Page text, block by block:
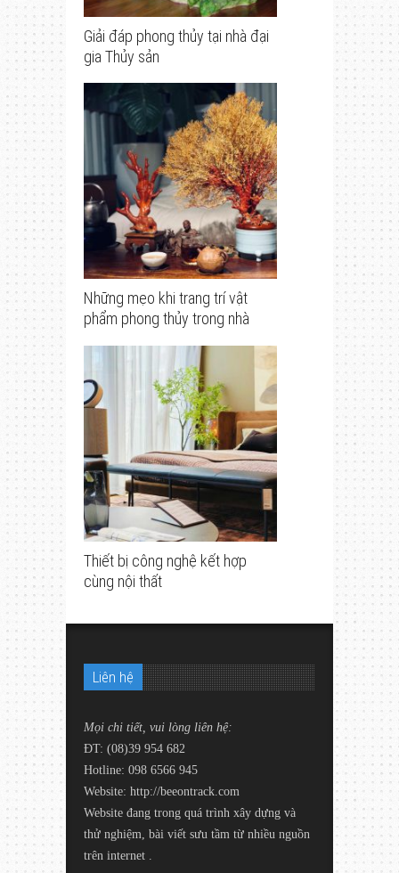
Giải đáp phong thủy tại nhà đại
gia Thủy sản
Những mẹo khi trang trí vật
phẩm phong thủy trong nhà
Thiết bị công nghệ kết hợp
cùng nội thất
Liên hệ
Mọi chi tiết, vui lòng liên hệ:
ĐT: (08)39 954 682
Hotline: 098 6566 945
Website: http://beeontrack.com
Website đang trong quá trình xây dựng và
thử nghiệm, bài viết sưu tầm từ nhiều nguồn
trên internet .